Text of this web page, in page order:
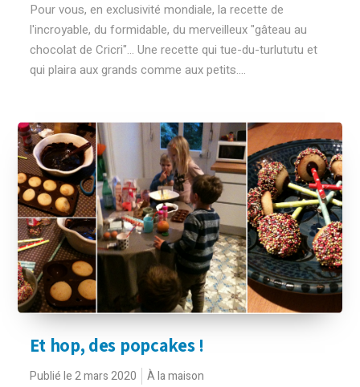
Pour vous, en exclusivité mondiale, la recette de
l'incroyable, du formidable, du merveilleux "gâteau au
chocolat de Cricri"... Une recette qui tue-du-turlututu et
qui plaira aux grands comme aux petits....
Et hop, des popcakes !
Publié le 2 mars 2020 À la maison